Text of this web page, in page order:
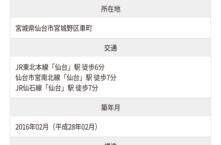
所在地
宮城県仙台市宮城野区車町
交通
JR東北本線「仙台」駅 徒歩6分
仙台市営南北線「仙台」駅 徒歩7分
JR仙石線「仙台」駅 徒歩7分
築年月
2016年02月（平成28年02月）